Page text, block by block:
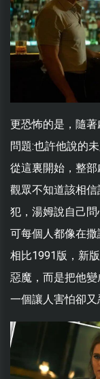
更恐怖的是，隨
問題:也許他說的未
從這裏開始，整部
觀眾不知道該相
犯，湯姆說自己問
可每個人都像在撒
相比1991版，新
惡魔，而是把他變
一個讓人害怕卻又